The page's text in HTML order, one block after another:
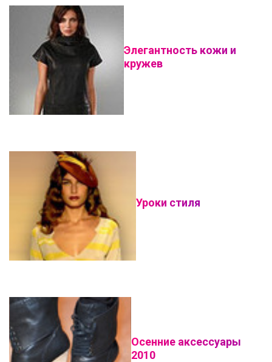
Элегантность кожи и
кружев
Уроки стиля
Осенние аксессуары
2010